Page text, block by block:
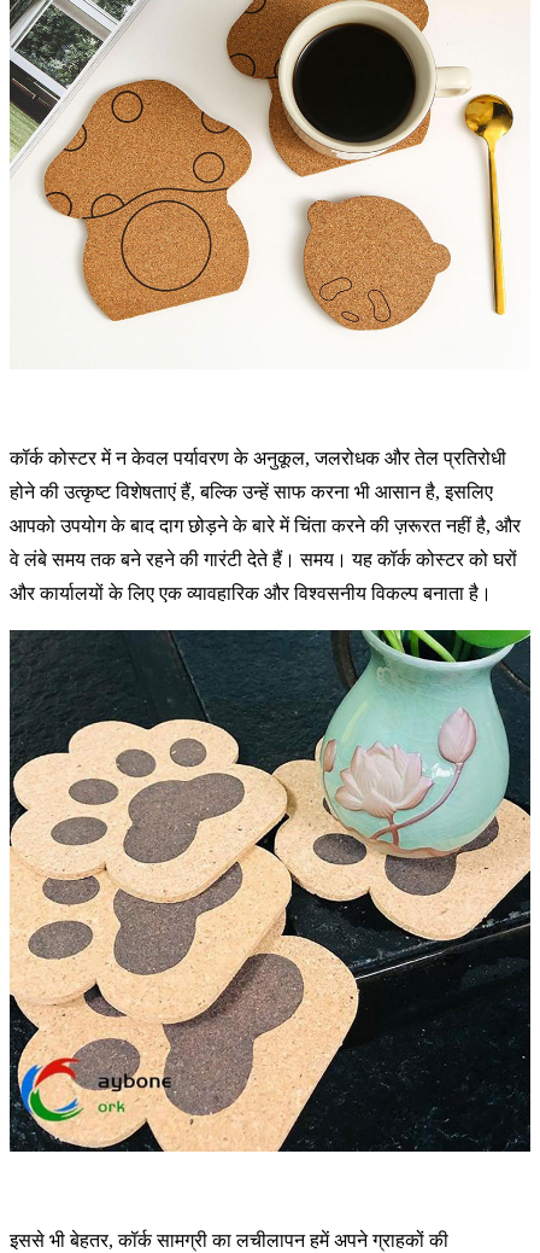
कॉर्क कोस्टर में न केवल पर्यावरण के अनुकूल, जलरोधक और तेल प्रतिरोधी
होने की उत्कृष्ट विशेषताएं हैं, बल्कि उन्हें साफ करना भी आसान है, इसलिए
आपको उपयोग के बाद दाग छोड़ने के बारे में चिंता करने की ज़रूरत नहीं है, और
वे लंबे समय तक बने रहने की गारंटी देते हैं। समय। यह कॉर्क कोस्टर को घरों
और कार्यालयों के लिए एक व्यावहारिक और विश्वसनीय विकल्प बनाता है।
इससे भी बेहतर, कॉर्क सामग्री का लचीलापन हमें अपने ग्राहकों की